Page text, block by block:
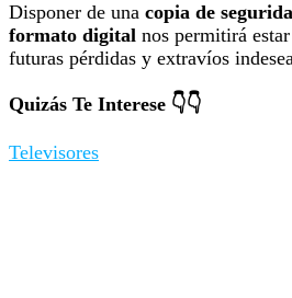
Disponer de una copia de
formato digital nos permitirá
futuras pérdidas y extravíos
Quizás Te Interese 👇👇
Televisores